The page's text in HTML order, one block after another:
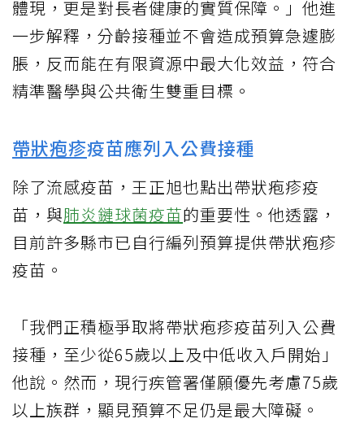
體現，更是對長者健康的實質保障。」他進
一步解釋，分齡接種並不會造成預算急遽膨
脹，反而能在有限資源中最大化效益，符合
精準醫學與公共衛生雙重目標。
帶狀疱疹疫苗應列入公費接種
除了流感疫苗，王正旭也點出帶狀疱疹疫
苗，與肺炎鏈球菌疫苗的重要性。他透露，
目前許多縣市已自行編列預算提供帶狀疱疹
疫苗。
「我們正積極爭取將帶狀疱疹疫苗列入公費
接種，至少從65歲以上及中低收入戶開始」
他說。然而，現行疾管署僅願優先考慮75歲
以上族群，顯見預算不足仍是最大障礙。